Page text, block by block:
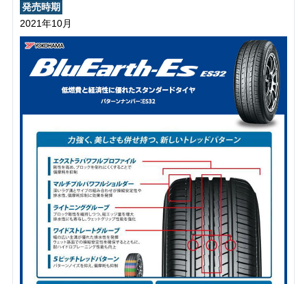
発売時期
2021年10月